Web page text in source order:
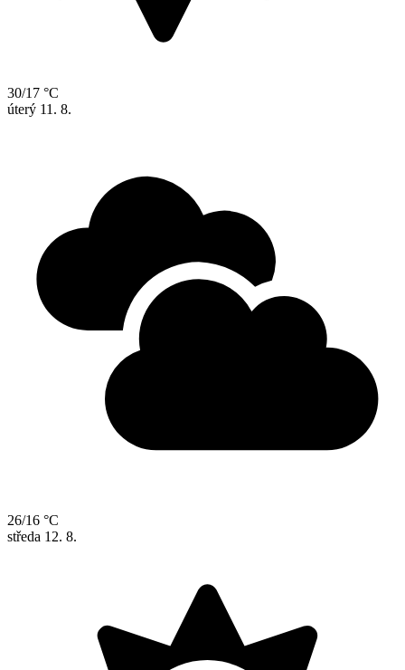
30/17 °C
úterý 11. 8.
26/16 °C
středa 12. 8.